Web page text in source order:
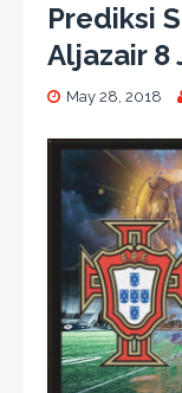
Prediksi
Aljazair 8
May 28, 2018